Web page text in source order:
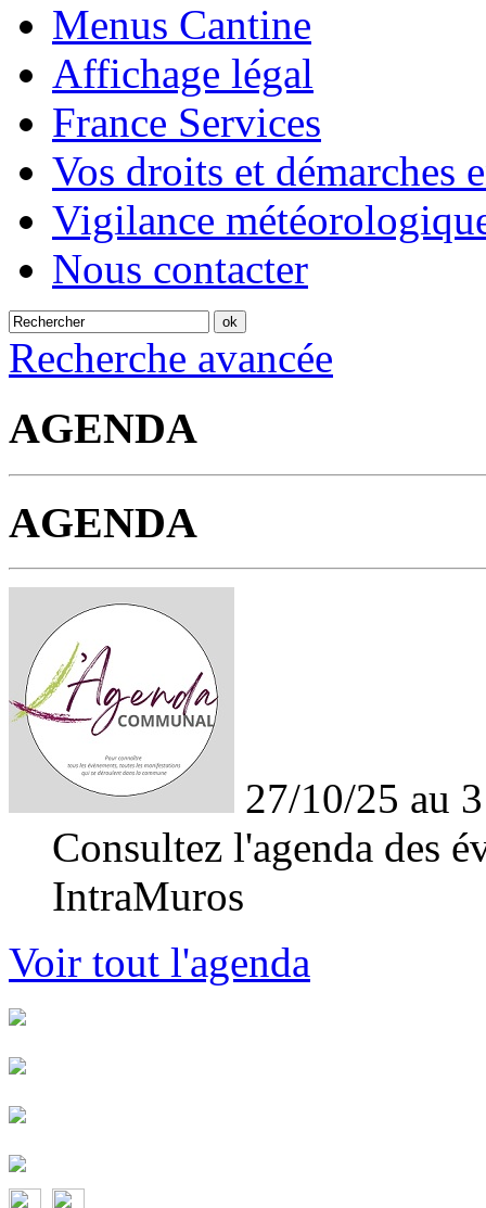
Menus Cantine
Affichage légal
France Services
Vos droits et démarches
Vigilance
Nous contacter
Recherche avancée
AGENDA
AGENDA
27/10/25 au
Consultez l'agenda des
IntraMuros
Voir tout l'agenda